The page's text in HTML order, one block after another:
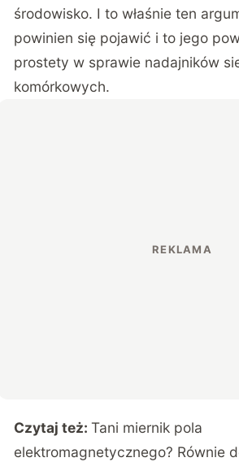
środowisko. I to właśnie ten
powinien się pojawić i to jego
prostety w sprawie nadajników
komórkowych.
Czytaj też:Tani miernik pola
elektromagnetycznego? Równie